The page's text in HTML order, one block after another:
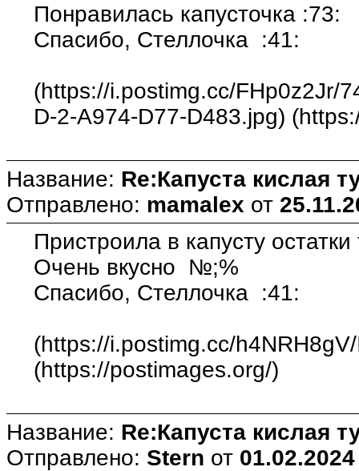
Понравилась капусточка :73:
Спасибо, Стеллочка :41:
(https://i.postimg.cc/FHp0z2Jr/
D-2-A974-D77-D483.jpg)
Название: Re:Капуста кислая
Отправлено: mamalex от
Пристроила в капусту
Очень вкусно №;%
Спасибо, Стеллочка :41:
(https://i.postimg.cc/
(https://postimages.org/)
Название: Re:Капуста кислая
Отправлено: Stern от